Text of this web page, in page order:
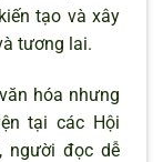
tạo và xây
tương lai.
hóa nhưng
tại các Hội
người đọc dễ